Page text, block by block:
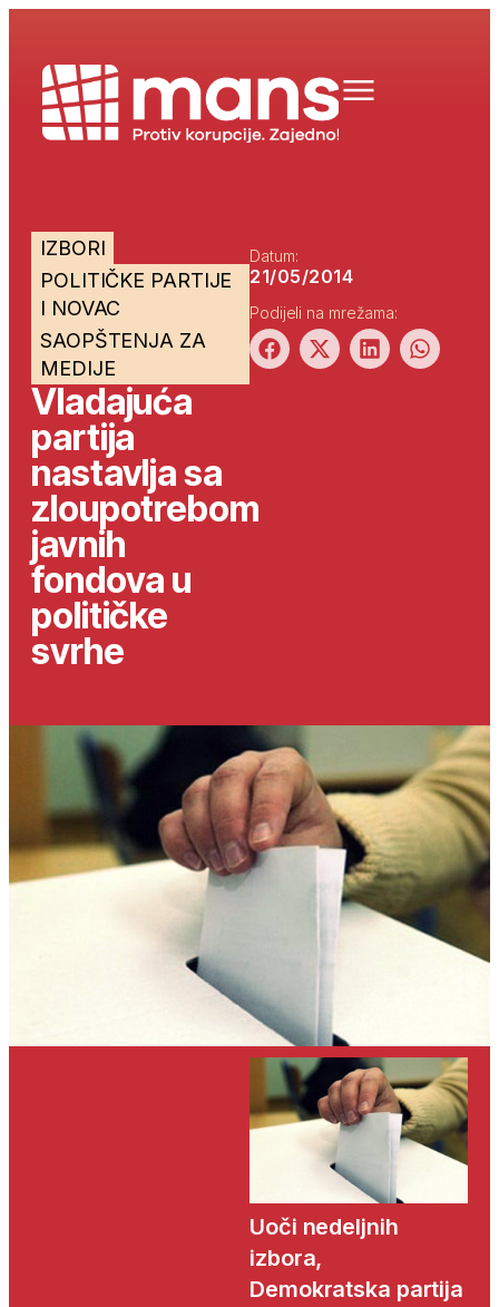
IZBORI
POLITIČKE PARTIJE
I NOVAC
SAOPŠTENJA ZA
MEDIJE
Vladajuća
partija
nastavlja sa
zloupotrebom
javnih
fondova u
političke
svrhe
Datum:
21/05/2014
Podijeli na mrežama:
Uoči nedeljnih
izbora,
Demokratska partija